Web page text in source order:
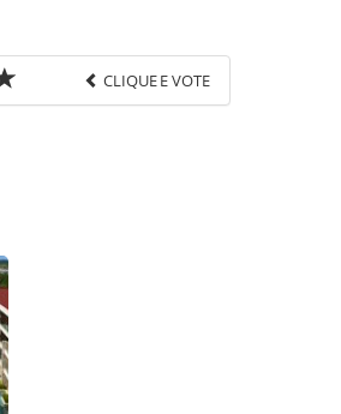
CLIQUE E VOTE
tem-ocupacao-
oferecidas na
protegido pela legislação
autorização da